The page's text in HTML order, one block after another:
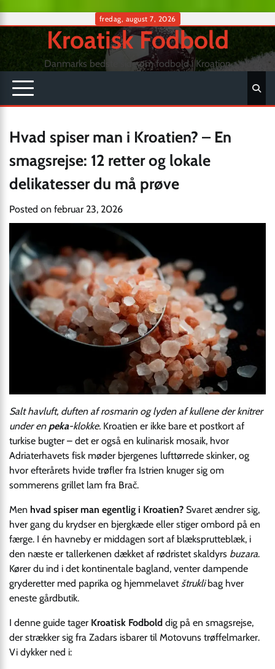
content
fredag, august 7, 2026
Kroatisk Fodbold
Danmarks bedste side om fodbold i Kroation
Hvad spiser man i Kroatien? – En
smagsrejse: 12 retter og lokale
delikatesser du må prøve
Posted on februar 23, 2026
Salt havluft, duften af rosmarin og lyden af kullene der knitrer
under en peka-klokke. Kroatien er ikke bare et postkort af
turkise bugter – det er også en kulinarisk mosaik, hvor
Adriaterhavets fisk møder bjergenes lufttørrede skinker, og
hvor efterårets hvide trøfler fra Istrien knuger sig om
sommerens grillet lam fra Brač.
Men hvad spiser man egentlig i Kroatien? Svaret ændrer sig,
hver gang du krydser en bjergkæde eller stiger ombord på en
færge. I én havneby er middagen sort af blæksprutteblæk, i
den næste er tallerkenen dækket af rødristet skaldyrs buzara.
Kører du ind i det kontinentale bagland, venter dampende
gryderetter med paprika og hjemmelavet štruklibag hver
eneste gårdbutik.
I denne guide tager Kroatisk Fodbold dig på en smagsrejse,
der strækker sig fra Zadars isbarer til Motovuns trøffelmarker.
Vi dykker ned i: